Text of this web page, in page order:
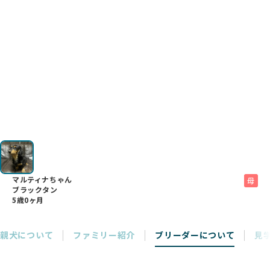
マルティナちゃん
ブラックタン
5歳0ヶ月
母
親犬について ファミリー紹介 ブリーダーについて 見